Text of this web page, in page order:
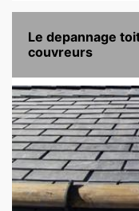
Le depannage
couvreurs